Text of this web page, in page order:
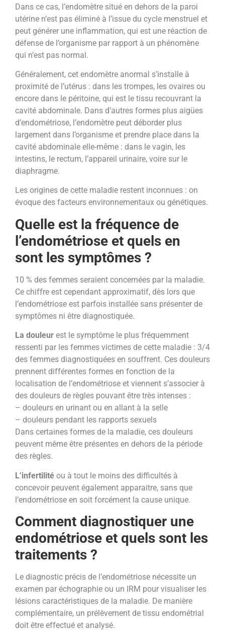
Dans ce cas, l’endomètre situé en dehors de la paroi
utérine n’est pas éliminé à l’issue du cycle menstruel et
peut générer une inflammation, qui est une réaction de
défense de l’organisme par rapport à un phénomène
qui n’est pas normal.
Généralement, cet endomètre anormal s’installe à
proximité de l’utérus : dans les trompes, les ovaires ou
encore dans le péritoine, qui est le tissu recouvrant la
cavité abdominale. Dans d’autres formes plus aigües
d’endométriose, l’endomètre peut déborder plus
largement dans l’organisme et prendre place dans la
cavité abdominale elle-même : dans le vagin, les
intestins, le rectum, l’appareil urinaire, voire sur le
diaphragme.
Les origines de cette maladie restent inconnues : on
évoque des facteurs environnementaux ou génétiques.
Quelle est la fréquence de
l’endométriose et quels en
sont les symptômes ?
10 % des femmes seraient concernées par la maladie.
Ce chiffre est cependant approximatif, dès lors que
l’endométriose est parfois installée sans présenter de
symptômes ni être diagnostiquée.
La douleur est le symptôme le plus fréquemment
ressenti par les femmes victimes de cette maladie : 3/4
des femmes diagnostiquées en souffrent. Ces douleurs
prennent différentes formes en fonction de la
localisation de l’endométriose et viennent s’associer à
des douleurs de règles pouvant être très intenses :
– douleurs en urinant ou en allant à la selle
– douleurs pendant les rapports sexuels
Dans certaines formes de la maladie, ces douleurs
peuvent même être présentes en dehors de la période
des règles.
L’infertilité ou à tout le moins des difficultés à
concevoir peuvent également apparaitre, sans que
l’endométriose en soit forcément la cause unique.
Comment diagnostiquer une
endométriose et quels sont les
traitements ?
Le diagnostic précis de l’endométriose nécessite un
examen par échographie ou un IRM pour visualiser les
lésions caractéristiques de la maladie. De manière
complémentaire, un prélèvement de tissu endométrial
doit être effectué et analysé.